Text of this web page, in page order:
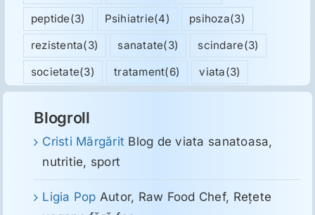
peptide(3) Psihiatrie(4) psihoza(3)
rezistenta(3) sanatate(3) scindare(3)
societate(3) tratament(6) viata(3)
Blogroll
Cristi Mărgărit Blog de viata sanatoasa,
nutritie, sport
Ligia Pop Autor, Raw Food Chef, Reţete